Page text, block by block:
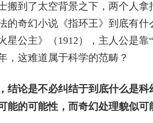
搬到了太空背景之下，两个人
的奇幻小说《指环王》到底有
星公主》（1912），主人公是
，这难道属于科学的范畴？
结论是不必纠结于到底什么是
能的可能性，而奇幻处理貌似可